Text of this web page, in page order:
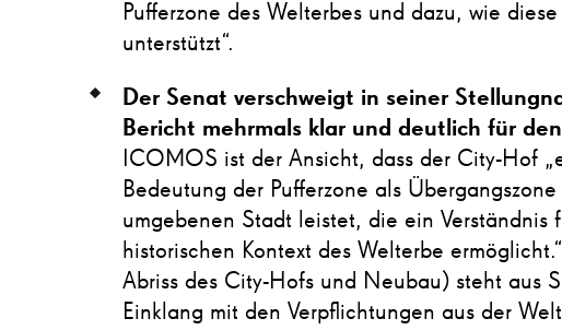
Pufferzone des Welterbes und dazu, wie
unterstützt“.
Der Senat verschweigt in seiner
Bericht mehrmals klar und deutlich für
ICOMOS ist der Ansicht, dass der City-Hof
Bedeutung der Pufferzone als
umgebenen Stadt leistet, die ein Verständnis
historischen Kontext des Welterbe
Abriss des City-Hofs und Neubau) steht aus
Einklang mit den Verpflichtungen aus der